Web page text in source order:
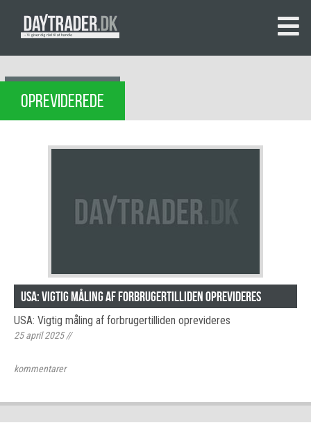
OPREVIDEREDE
USA: Vigtig måling af forbrugertilliden oprevideres
USA: Vigtig måling af forbrugertilliden oprevideres
25 april 2025//
kommentarer